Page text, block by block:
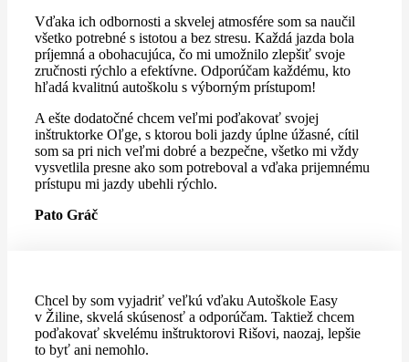
Vďaka ich odbornosti a skvelej atmosfére som sa naučil
všetko potrebné s istotou a bez stresu. Každá jazda bola
príjemná a obohacujúca, čo mi umožnilo zlepšiť svoje
zručnosti rýchlo a efektívne. Odporúčam každému, kto
hľadá kvalitnú autoškolu s výborným prístupom!
A ešte dodatočné chcem veľmi poďakovať svojej
inštruktorke Oľge, s ktorou boli jazdy úplne úžasné, cítil
som sa pri nich veľmi dobré a bezpečne, všetko mi vždy
vysvetlila presne ako som potreboval a vďaka prijemnému
prístupu mi jazdy ubehli rýchlo.
Pato Gráč
Chcel by som vyjadriť veľkú vďaku Autoškole Easy
v Žiline, skvelá skúsenosť a odporúčam. Taktiež chcem
poďakovať skvelému inštruktorovi Rišovi, naozaj, lepšie
to byť ani nemohlo.